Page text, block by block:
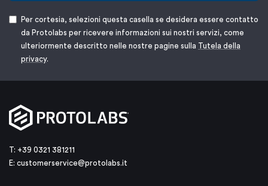
Per cortesia, selezioni questa casella se desidera essere contatto
da Protolabs per ricevere informazioni sui nostri servizi, come
ulteriormente descritto nelle nostre pagine sulla Tutela della
privacy.
T: +39 0321 381211
E: customerservice@protolabs.it